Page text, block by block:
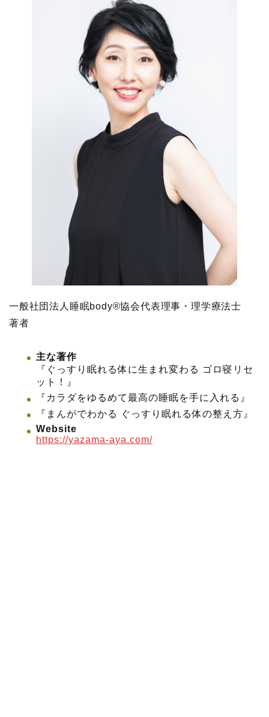
一般社団法人睡眠body®協会代表理事・理学療法士
著者
主な著作
『ぐっすり眠れる体に生まれ変わる ゴロ寝リセ
ット！』
『カラダをゆるめて最高の睡眠を手に入れる』
『まんがでわかる ぐっすり眠れる体の整え方』
Website
https://yazama-aya.com/